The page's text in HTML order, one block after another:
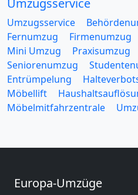
Umzugsservice
Umzugsservice
Fernumzug
Firmenumzug
Mini Umzug
Praxisumzug
Seniorenumzug
Entrümpelung
Möbellift
Möbelmitfahrzentrale
Europa-Umzüge